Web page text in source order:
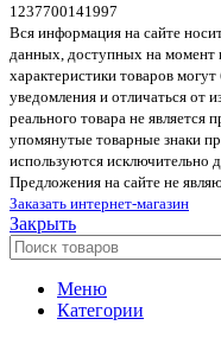
1237700141997
Вся информация на сайте
данных, доступных на момент
характеристики товаров
уведомления и отличаться от
реального товара не является
упомянутые товарные знаки
используются исключительно
Предложения на сайте не
Заказать интернет-магазин
Закрыть
Меню
Категории